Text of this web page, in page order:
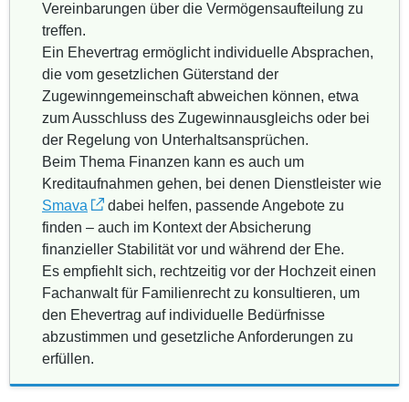
Vereinbarungen über die Vermögensaufteilung zu
treffen.
Ein Ehevertrag ermöglicht individuelle Absprachen,
die vom gesetzlichen Güterstand der
Zugewinngemeinschaft abweichen können, etwa
zum Ausschluss des Zugewinnausgleichs oder bei
der Regelung von Unterhaltsansprüchen.
Beim Thema Finanzen kann es auch um
Kreditaufnahmen gehen, bei denen Dienstleister wie
Smava
dabei helfen, passende Angebote zu
finden – auch im Kontext der Absicherung
finanzieller Stabilität vor und während der Ehe.
Es empfiehlt sich, rechtzeitig vor der Hochzeit einen
Fachanwalt für Familienrecht zu konsultieren, um
den Ehevertrag auf individuelle Bedürfnisse
abzustimmen und gesetzliche Anforderungen zu
erfüllen.